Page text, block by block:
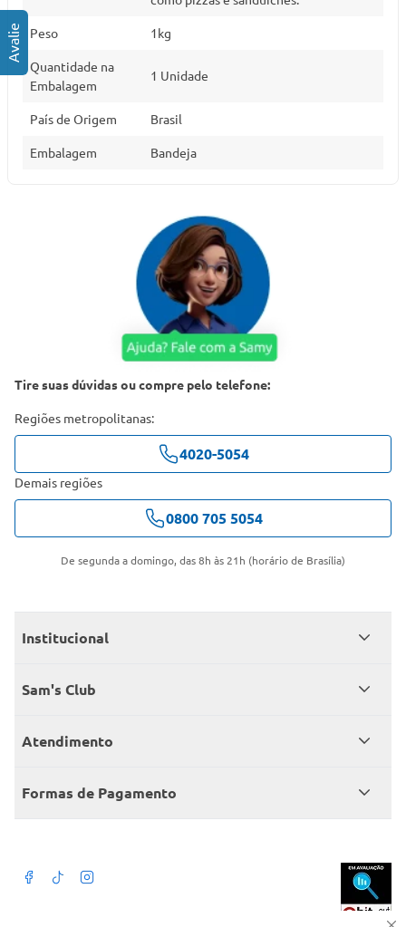
Peso 1kg
Quantidade na
Embalagem
1 Unidade
País de Origem Brasil
Embalagem Bandeja
Tire suas dúvidas ou compre pelo telefone:
Regiões metropolitanas:
4020-5054
Demais regiões
0800 705 5054
De segunda a domingo, das 8h às 21h (horário de Brasília)
Institucional
Quem somos
Encontre um Clube
Sam's Club
Seja sócio
Member’s Mark
Atendimento
Fale conosco
Atendimento em libras
Formas de Pagamento